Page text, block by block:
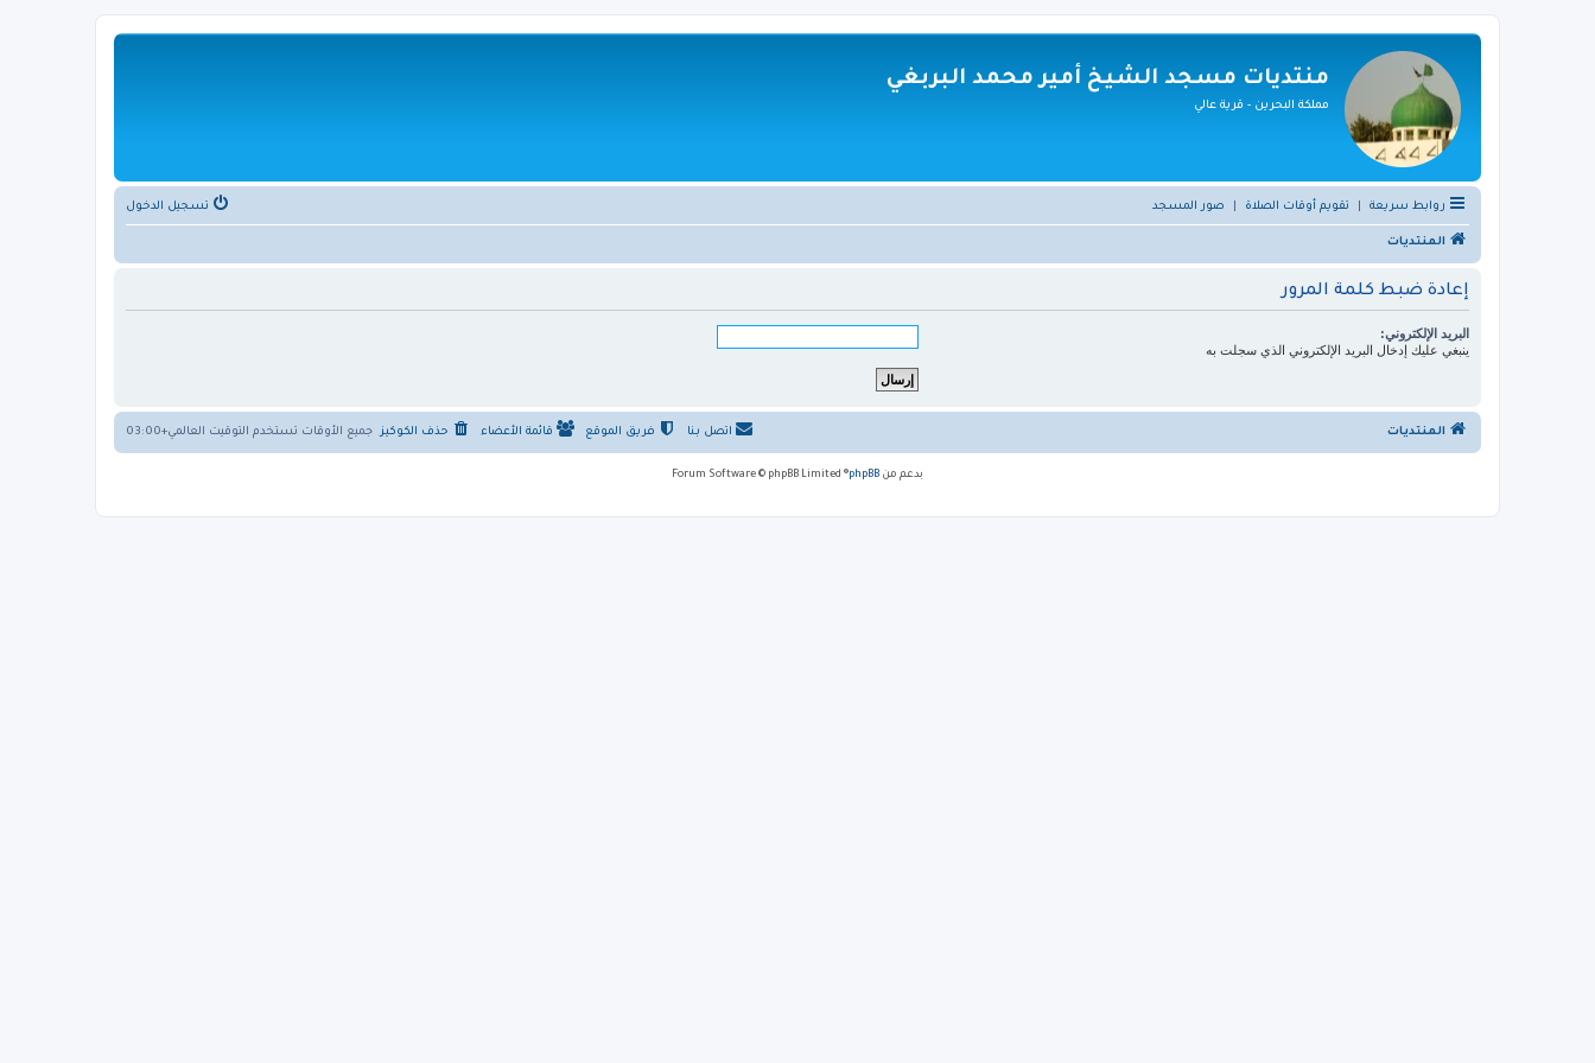
منتديات مسجد الشيخ أمير محمد البربغي
مملكة البحرين - قرية عالي
روابط سريعة تقويم أوقات الصلاة صور المسجد تسجيل الدخول
المنتديات
إعادة ضبط كلمة المرور
البريد الإلكتروني:
ينبغي عليك إدخال البريد الإلكتروني الذي سجلت به
المنتديات جميع الأوقات تستخدم التوقيت العالمي+03:00 حذف الكوكيز قائمة الأعضاء فريق الموقع اتصل بنا
بدعم من phpBB
® Forum Software © phpBB Limited